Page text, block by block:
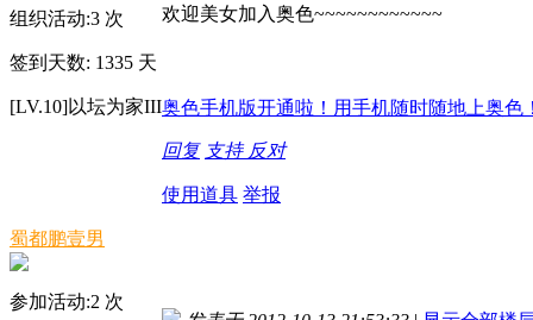
组织活动:3 次
签到天数: 1335 天
[LV.10]以坛为家III
欢迎美女加入奥色~~~~~~~~~~~~
奥色手机版开通啦！用手机随时随地上奥色
回复 支持 反对
使用道具 举报
蜀都鹏壹男
参加活动:2 次